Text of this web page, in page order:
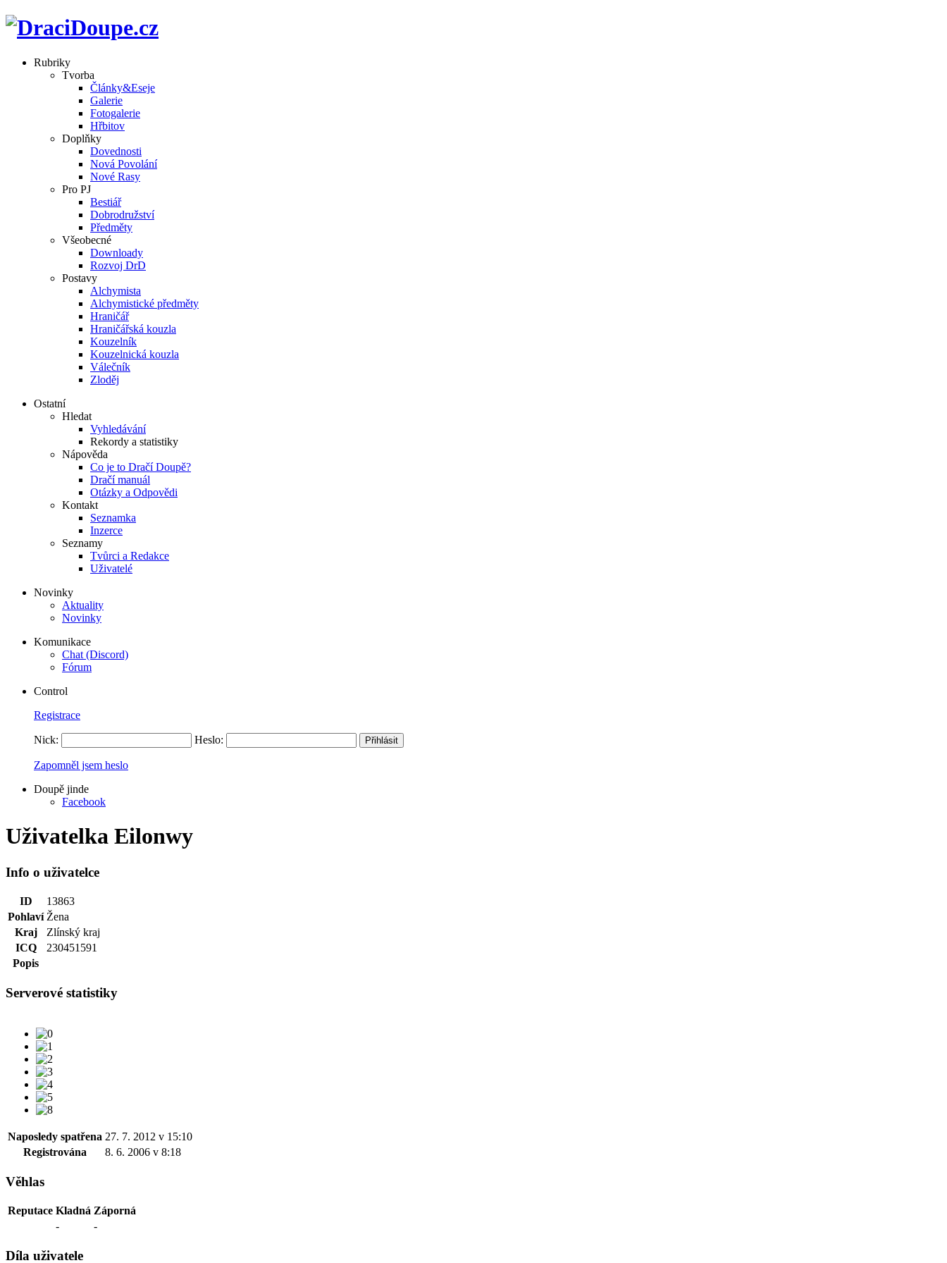
Rubriky
Tvorba
Články&Eseje
Galerie
Fotogalerie
Hřbitov
Doplňky
Dovednosti
Nová Povolání
Nové Rasy
Pro PJ
Bestiář
Dobrodružství
Předměty
Všeobecné
Downloady
Rozvoj DrD
Postavy
Alchymista
Alchymistické předměty
Hraničář
Hraničářská kouzla
Kouzelník
Kouzelnická kouzla
Válečník
Zloděj
Ostatní
Hledat
Vyhledávání
Rekordy a statistiky
Nápověda
Co je to Dračí Doupě?
Dračí manuál
Otázky a Odpovědi
Kontakt
Seznamka
Inzerce
Seznamy
Tvůrci a Redakce
Uživatelé
Novinky
Aktuality
Novinky
Komunikace
Chat (Discord)
Fórum
Control
Registrace
Nick: Heslo:
Zapomněl jsem heslo
Doupě jinde
Facebook
Uživatelka Eilonwy
Info o uživatelce
ID
13863
Pohlaví Žena
Kraj
Zlínský kraj
ICQ
230451591
Popis
Serverové statistiky
Naposledy spatřena 27. 7. 2012 v 15:10
Registrována
8. 6. 2006 v 8:18
Věhlas
Reputace Kladná Záporná
-
-
Díla uživatele